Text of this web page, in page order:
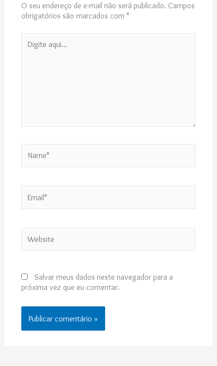
O seu endereço de e-mail não será publicado. Campos
obrigatórios são marcados com *
aqui...
Salvar meus dados neste navegador para a
próxima vez que eu comentar.